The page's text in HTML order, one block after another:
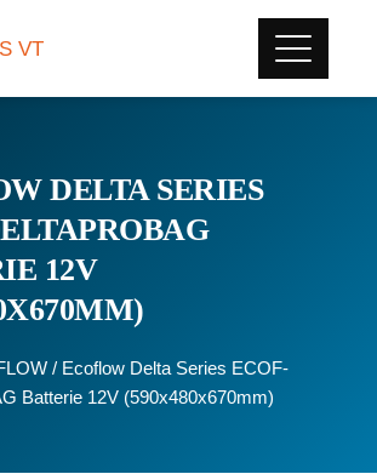
DELTA SERIES
12V
/ Ecoflow Delta Series ECOF-
Batterie 12V (590x480x670mm)